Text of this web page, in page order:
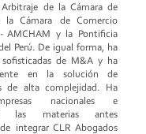
de la Cámara de
Cámara de Comercio
AMCHAM y la Pontificia
Perú. De igual forma, ha
sofisticadas de M&A y ha
en la solución de
de alta complejidad. Ha
nacionales e
las materias antes
integrar CLR Abogados